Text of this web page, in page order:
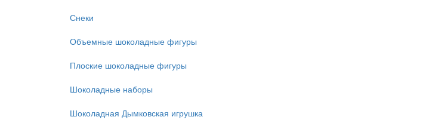
Снеки
Объемные шоколадные фигуры
Плоские шоколадные фигуры
Шоколадные наборы
Шоколадная Дымковская игрушка